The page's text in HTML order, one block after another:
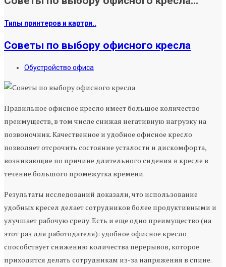
Типы принтеров и картри..
Советы по выбору офисного кресла
Обустройство офиса
Правильное офисное кресло имеет большое количество
преимуществ, в том числе снижая негативную нагрузку на
позвоночник. Качественное и удобное офисное кресло
позволяет отсрочить состояние усталости и дискомфорта,
возникающие по причине длительного сидения в кресле в
течение большого промежутка времени.
Результаты исследований доказали, что использование
удобных кресел делает сотрудников более продуктивными и
улучшает рабочую среду. Есть и еще одно преимущество (на
этот раз для работодателя): удобное офисное кресло
способствует снижению количества перерывов, которое
приходится делать сотрудникам из-за напряжения в спине.